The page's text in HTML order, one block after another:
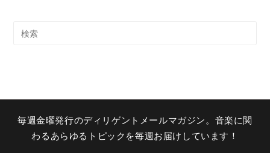
毎週金曜発行のディリゲントメールマガジン。音楽に関
わるあらゆるトピックを毎週お届けしています！